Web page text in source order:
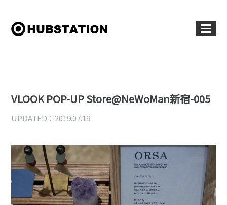
VLOOK POP-UP Store@NeWoMan新宿-005
UPDATED：2019.07.19